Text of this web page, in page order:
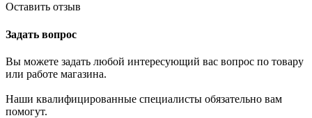
Оставить отзыв
Задать вопрос
Вы можете задать любой интересующий вас вопрос по товару
или работе магазина.
Наши квалифицированные специалисты обязательно вам
помогут.